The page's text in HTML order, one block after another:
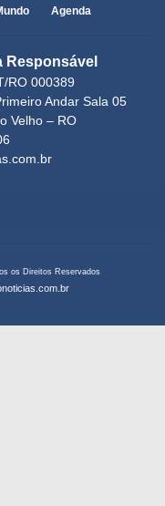
Agenda
Responsável
RO 000389
Andar Sala 05
Velho – RO
os Direitos Reservados